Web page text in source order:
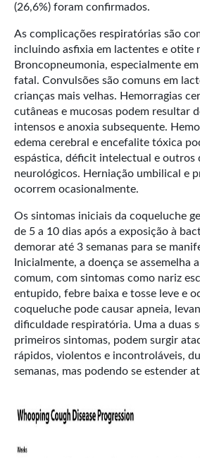
(26,6%) foram confirmados.
As complicações respiratórias são
incluindo asfixia em lactentes e otite
Broncopneumonia, especialmente
fatal. Convulsões são comuns em
crianças mais velhas. Hemorragias
cutâneas e mucosas podem resultar
intensos e anoxia subsequente.
edema cerebral e encefalite tóxica
espástica, déficit intelectual e outros
neurológicos. Herniação umbilical e
ocorrem ocasionalmente.
Os sintomas iniciais da coqueluche
de 5 a 10 dias após a exposição à
demorar até 3 semanas para se
Inicialmente, a doença se assemelha
comum, com sintomas como nariz
entupido, febre baixa e tosse leve e
coqueluche pode causar apneia,
dificuldade respiratória. Uma a duas
primeiros sintomas, podem surgir
rápidos, violentos e incontroláveis,
semanas, mas podendo se estender